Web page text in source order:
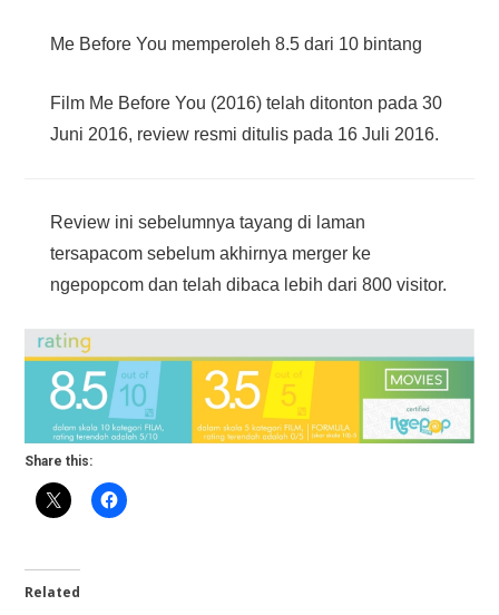
Me Before You memperoleh 8.5 dari 10 bintang
Film Me Before You (2016) telah ditonton pada 30
Juni 2016, review resmi ditulis pada 16 Juli 2016.
Review ini sebelumnya tayang di laman
tersapacom sebelum akhirnya merger ke
ngepopcom dan telah dibaca lebih dari 800 visitor.
Share this:
Related